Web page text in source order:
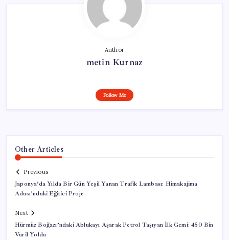
Author
metin Kurnaz
Follow Me
Other Articles
Previous
Japonya’da Yılda Bir Gün Yeşil Yanan Trafik Lambası: Himakajima
Adası’ndaki Eğitici Proje
Next
Hürmüz Boğazı’ndaki Ablukayı Aşarak Petrol Taşıyan İlk Gemi: 450 Bin
Varil Yolda